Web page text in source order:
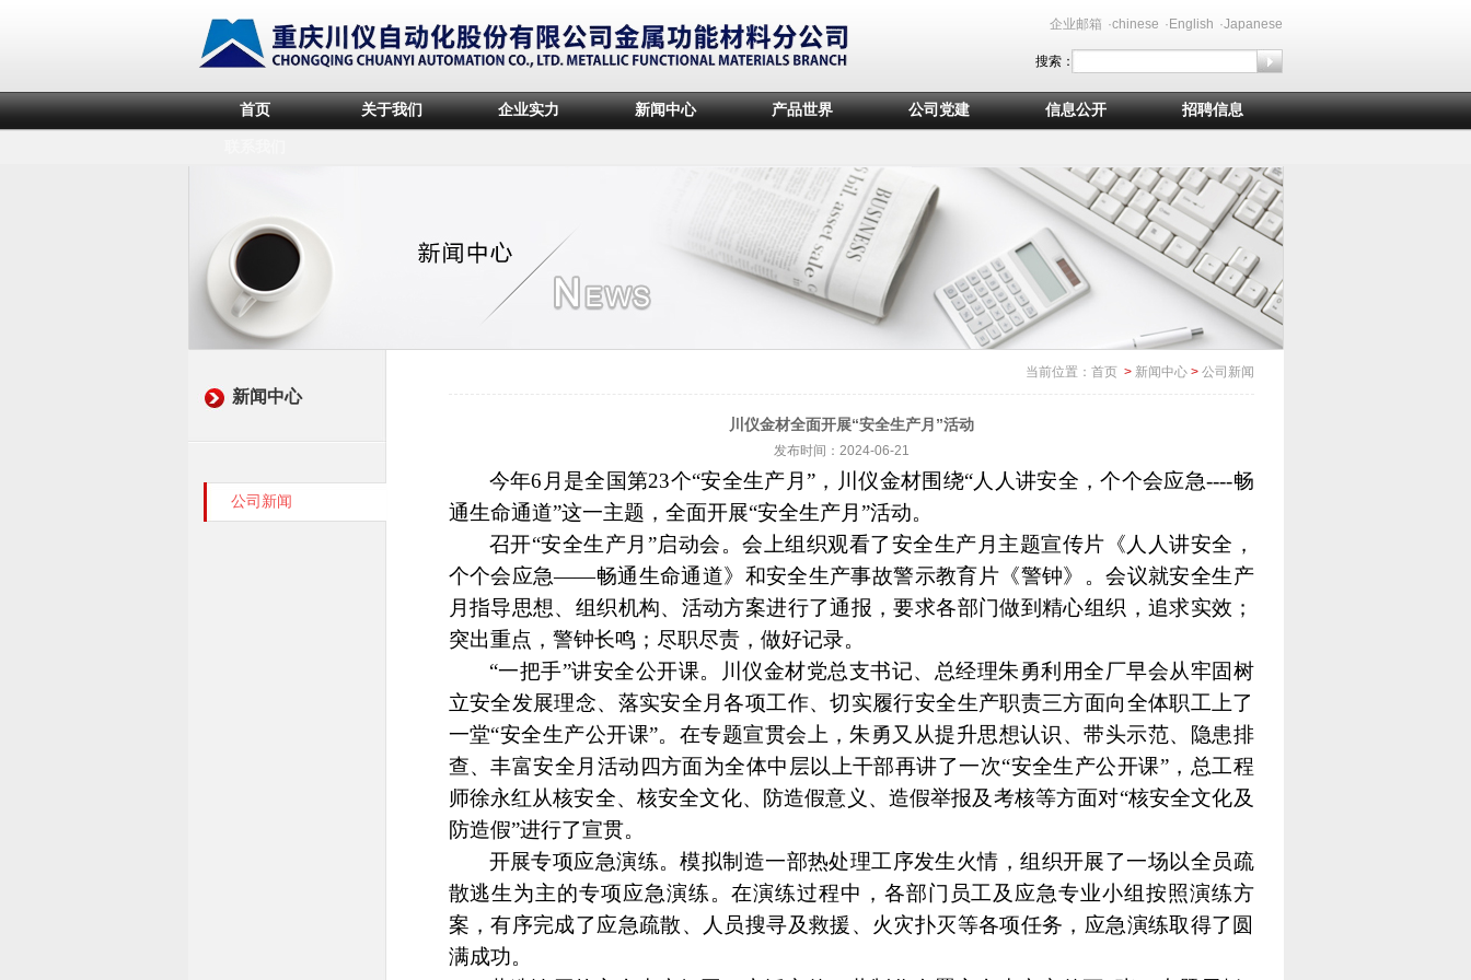
·Japanese
·English
·chinese
企业邮箱
搜索：
首页 关于我们 企业实力 新闻中心 产品世界 公司党建 信息公开 招聘信息
新闻中心
公司新闻
当前位置： 首页> 新闻中心> 公司新闻
川仪金材全面开展“安全生产月”活动
发布时间：2024-06-21
今年6月是全国第23个“安全生产月”，川仪金材围绕“人人讲安全，个个会应急----畅
通生命通道”这一主题，全面开展“安全生产月”活动。
召开“安全生产月”启动会。会上组织观看了安全生产月主题宣传片《人人讲安全，
个个会应急——畅通生命通道》和安全生产事故警示教育片《警钟》。会议就安全生产
月指导思想、组织机构、活动方案进行了通报，要求各部门做到精心组织，追求实效；
突出重点，警钟长鸣；尽职尽责，做好记录。
“一把手”讲安全公开课。川仪金材党总支书记、总经理朱勇利用全厂早会从牢固树
立安全发展理念、落实安全月各项工作、切实履行安全生产职责三方面向全体职工上了
一堂“安全生产公开课”。在专题宣贯会上，朱勇又从提升思想认识、带头示范、隐患排
查、丰富安全月活动四方面为全体中层以上干部再讲了一次“安全生产公开课”，总工程
师徐永红从核安全、核安全文化、防造假意义、造假举报及考核等方面对“核安全文化及
防造假”进行了宣贯。
开展专项应急演练。模拟制造一部热处理工序发生火情，组织开展了一场以全员疏
散逃生为主的专项应急演练。在演练过程中，各部门员工及应急专业小组按照演练方
案，有序完成了应急疏散、人员搜寻及救援、火灾扑灭等各项任务，应急演练取得了圆
满成功。